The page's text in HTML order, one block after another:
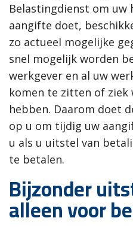
Belastingdienst om uw
aangifte doet,
zo actueel mogelijke
snel mogelijk worden
werkgever en al uw
komen te zitten of ziek
hebben. Daarom doet
op u om tijdig uw
u als u uitstel van
te betalen.
Bijzonder
alleen voor